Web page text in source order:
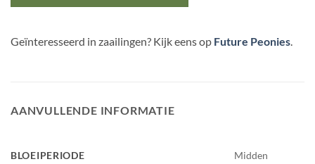
Geïnteresseerd in zaailingen? Kijk eens op Future Peonies.
AANVULLENDE INFORMATIE
BLOEIPERIODE Midden